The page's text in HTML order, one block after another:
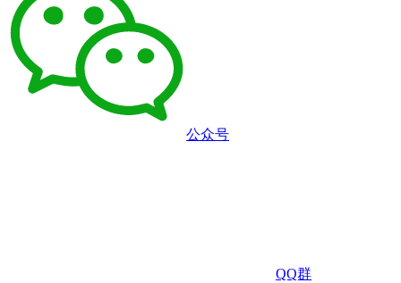
公众号
QQ群